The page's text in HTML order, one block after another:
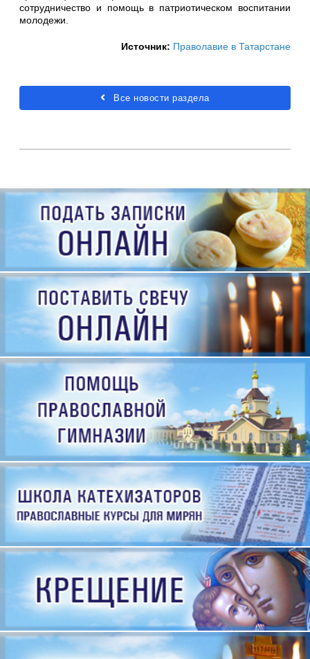
сотрудничество и помощь в патриотическом воспитании
молодежи.
Источник: Праволавие в Татарстане
Все новости раздела